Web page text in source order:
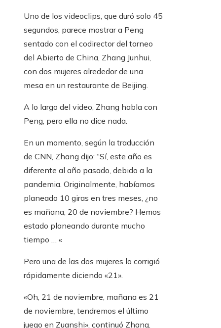
Uno de los videoclips, que duró solo 45
segundos, parece mostrar a Peng
sentado con el codirector del torneo
del Abierto de China, Zhang Junhui,
con dos mujeres alrededor de una
mesa en un restaurante de Beijing.
A lo largo del video, Zhang habla con
Peng, pero ella no dice nada.
En un momento, según la traducción
de CNN, Zhang dijo: “Sí, este año es
diferente al año pasado, debido a la
pandemia. Originalmente, habíamos
planeado 10 giras en tres meses, ¿no
es mañana, 20 de noviembre? Hemos
estado planeando durante mucho
tiempo … «
Pero una de las dos mujeres lo corrigió
rápidamente diciendo «21».
«Oh, 21 de noviembre, mañana es 21
de noviembre, tendremos el último
juego en Zuanshi», continuó Zhang.